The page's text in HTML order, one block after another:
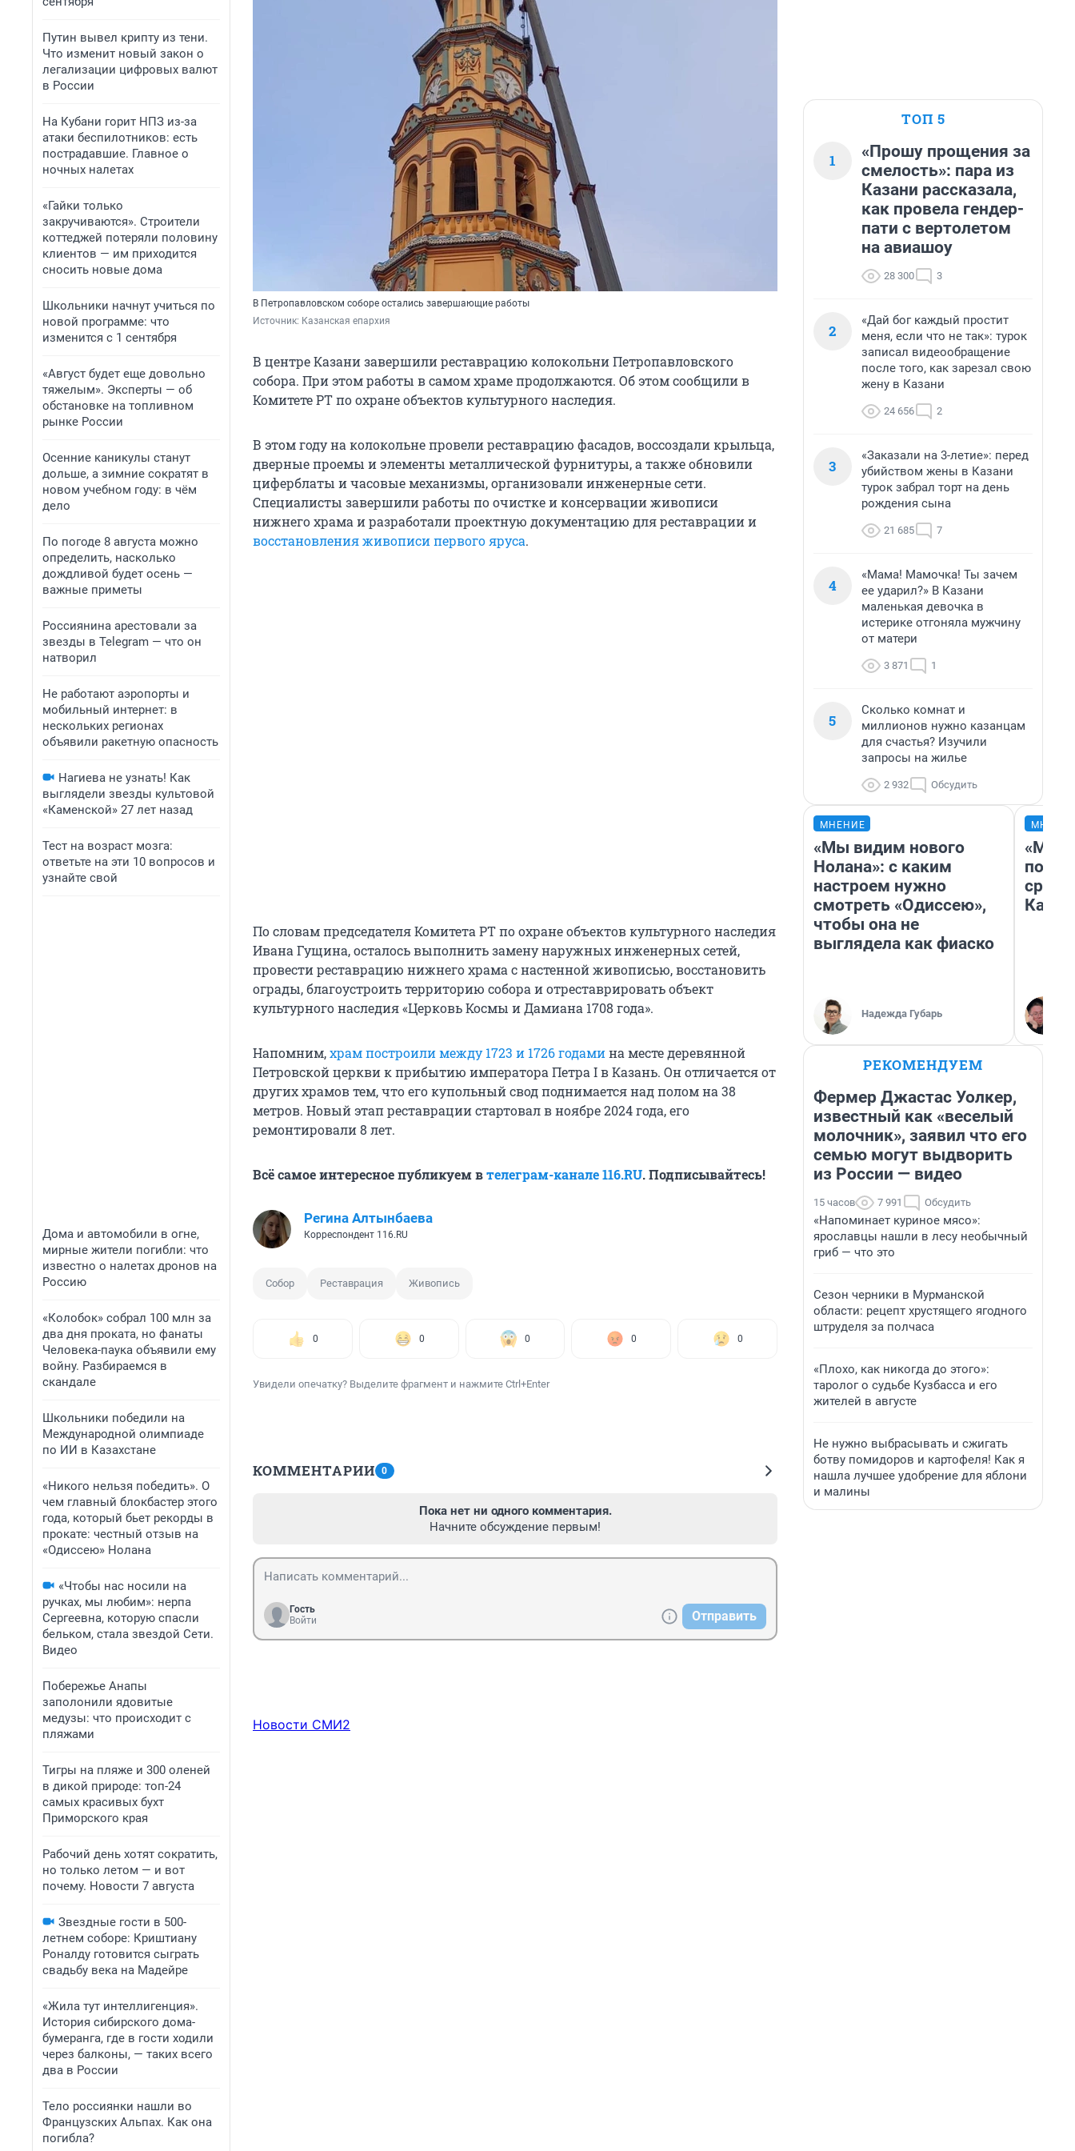
Путин вывел крипту из тени.
Что изменит новый закон о
легализации цифровых валют
в России
На Кубани горит НПЗ из-за
атаки беспилотников: есть
пострадавшие. Главное о
ночных налетах
«Гайки только
закручиваются». Строители
коттеджей потеряли половину
клиентов — им приходится
сносить новые дома
Школьники начнут учиться по
новой программе: что
изменится с 1 сентября
«Август будет еще довольно
тяжелым». Эксперты — об
обстановке на топливном
рынке России
Осенние каникулы станут
дольше, а зимние сократят в
новом учебном году: в чём
дело
По погоде 8 августа можно
определить, насколько
дождливой будет осень —
важные приметы
Россиянина арестовали за
звезды в Telegram — что он
натворил
Не работают аэропорты и
мобильный интернет: в
нескольких регионах
объявили ракетную опасность
Нагиева не узнать! Как
выглядели звезды культовой
«Каменской» 27 лет назад
Тест на возраст мозга:
ответьте на эти 10 вопросов и
узнайте свой
Дома и автомобили в огне,
мирные жители погибли: что
известно о налетах дронов на
Россию
«Колобок» собрал 100 млн за
два дня проката, но фанаты
Человека-паука объявили ему
войну. Разбираемся в
скандале
Школьники победили на
Международной олимпиаде
по ИИ в Казахстане
«Никого нельзя победить». О
чем главный блокбастер этого
года, который бьет рекорды в
прокате: честный отзыв на
«Одиссею» Нолана
«Чтобы нас носили на
ручках, мы любим»: нерпа
Сергеевна, которую спасли
бельком, стала звездой Сети.
Видео
Побережье Анапы
заполонили ядовитые
медузы: что происходит с
пляжами
Тигры на пляже и 300 оленей
в дикой природе: топ-24
самых красивых бухт
Приморского края
Рабочий день хотят сократить,
но только летом — и вот
почему. Новости 7 августа
Звездные гости в 500-
летнем соборе: Криштиану
Роналду готовится сыграть
свадьбу века на Мадейре
«Жила тут интеллигенция».
История сибирского дома-
бумеранга, где в гости ходили
через балконы, — таких всего
два в России
Тело россиянки нашли во
Французских Альпах. Как она
погибла?
В Петропавловском соборе остались завершающие работы
Источник: Казанская епархия
В центре Казани завершили реставрацию колокольни Петропавловского
собора. При этом работы в самом храме продолжаются. Об этом сообщили в
Комитете РТ по охране объектов культурного наследия.
В этом году на колокольне провели реставрацию фасадов, воссоздали крыльца,
дверные проемы и элементы металлической фурнитуры, а также обновили
циферблаты и часовые механизмы, организовали инженерные сети.
Специалисты завершили работы по очистке и консервации живописи
нижнего храма и разработали проектную документацию для реставрации и
восстановления живописи первого яруса.
По словам председателя Комитета РТ по охране объектов культурного наследия
Ивана Гущина, осталось выполнить замену наружных инженерных сетей,
провести реставрацию нижнего храма с настенной живописью, восстановить
ограды, благоустроить территорию собора и отреставрировать объект
культурного наследия «Церковь Космы и Дамиана 1708 года».
Напомним,храм построили между 1723 и 1726 годамина месте деревянной
Петровской церкви к прибытию императора Петра I в Казань. Он отличается от
других храмов тем, что его купольный свод поднимается над полом на 38
метров. Новый этап реставрации стартовал в ноябре 2024 года, его
ремонтировали 8 лет.
Всё самое интересное публикуем втелеграм-канале 116.RU. Подписывайтесь!
Регина Алтынбаева
Корреспондент 116.RU
Собор Реставрация Живопись
0 0 0 0 0
Увидели опечатку? Выделите фрагмент и нажмите Ctrl+Enter
КОММЕНТАРИИ 0
Пока нет ни одного комментария.
Начните обсуждение первым!
Гость
Войти
Отправить
Новости СМИ2
ТОП 5
1
«Прошу прощения за
смелость»: пара из
Казани рассказала,
как провела гендер-
пати с вертолетом
на авиашоу
28 300 3
2
«Дай бог каждый простит
меня, если что не так»: турок
записал видеообращение
после того, как зарезал свою
жену в Казани
24 656 2
3
«Заказали на 3-летие»: перед
убийством жены в Казани
турок забрал торт на день
рождения сына
21 685 7
4
«Мама! Мамочка! Ты зачем
ее ударил?» В Казани
маленькая девочка в
истерике отгоняла мужчину
от матери
3 871 1
5
Сколько комнат и
миллионов нужно казанцам
для счастья? Изучили
запросы на жилье
2 932 Обсудить
МНЕНИЕ
«Мы видим нового
Нолана»: с каким
настроем нужно
смотреть «Одиссею»,
чтобы она не
выглядела как фиаско
Надежда Губарь
РЕКОМЕНДУЕМ
Фермер Джастас Уолкер,
известный как «веселый
молочник», заявил что его
семью могут выдворить
из России — видео
15 часов 7 991 Обсудить
«Напоминает куриное мясо»:
ярославцы нашли в лесу необычный
гриб — что это
Сезон черники в Мурманской
области: рецепт хрустящего ягодного
штруделя за полчаса
«Плохо, как никогда до этого»:
таролог о судьбе Кузбасса и его
жителей в августе
Не нужно выбрасывать и сжигать
ботву помидоров и картофеля! Как я
нашла лучшее удобрение для яблони
и малины